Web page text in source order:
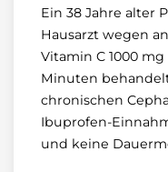
Ein 38 Jahre alter
Hausarzt wegen
Vitamin C 1000
Minuten
chronischen
Ibuprofen-
und keine